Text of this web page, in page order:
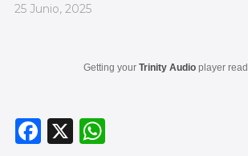
_
25 Junio, 2025
Getting your Trinity Audio player
F
X